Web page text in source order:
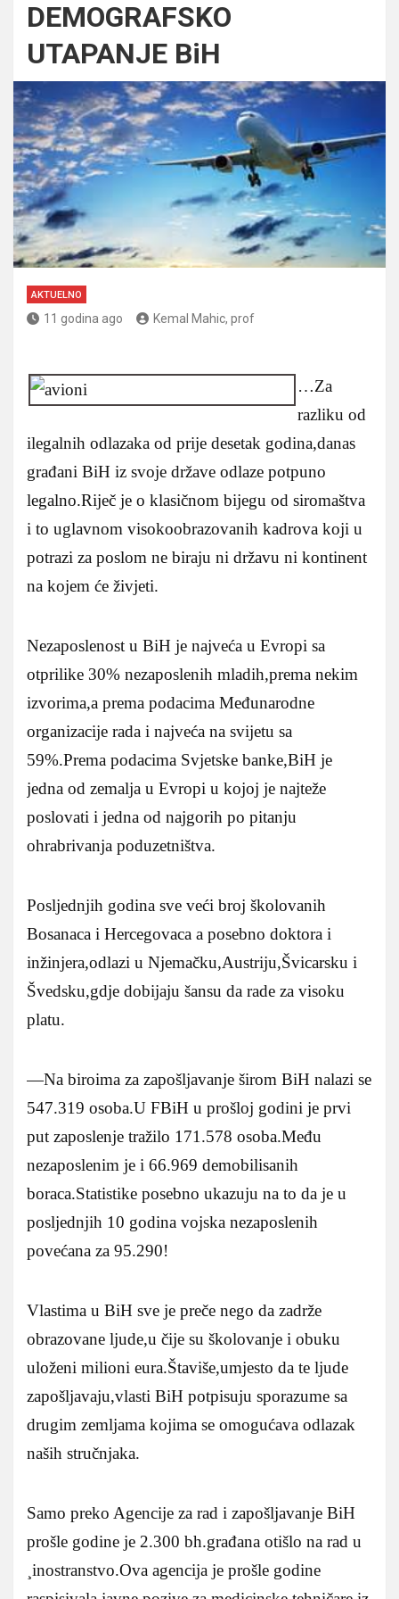
DEMOGRAFSKO
UTAPANJE BiH
AKTUELNO
11 godina ago Kemal Mahic, prof
…Za
razliku od
ilegalnih odlazaka od prije desetak godina,danas
građani BiH iz svoje države odlaze potpuno
legalno.Riječ je o klasičnom bijegu od siromaštva
i to uglavnom visokoobrazovanih kadrova koji u
potrazi za poslom ne biraju ni državu ni kontinent
na kojem će živjeti.
Nezaposlenost u BiH je najveća u Evropi sa
otprilike 30% nezaposlenih mladih,prema nekim
izvorima,a prema podacima Međunarodne
organizacije rada i najveća na svijetu sa
59%.Prema podacima Svjetske banke,BiH je
jedna od zemalja u Evropi u kojoj je najteže
poslovati i jedna od najgorih po pitanju
ohrabrivanja poduzetništva.
Posljednjih godina sve veći broj školovanih
Bosanaca i Hercegovaca a posebno doktora i
inžinjera,odlazi u Njemačku,Austriju,Švicarsku i
Švedsku,gdje dobijaju šansu da rade za visoku
platu.
—Na biroima za zapošljavanje širom BiH nalazi se
547.319 osoba.U FBiH u prošloj godini je prvi
put zaposlenje tražilo 171.578 osoba.Među
nezaposlenim je i 66.969 demobilisanih
boraca.Statistike posebno ukazuju na to da je u
posljednjih 10 godina vojska nezaposlenih
povećana za 95.290!
Vlastima u BiH sve je preče nego da zadrže
obrazovane ljude,u čije su školovanje i obuku
uloženi milioni eura.Štaviše,umjesto da te ljude
zapošljavaju,vlasti BiH potpisuju sporazume sa
drugim zemljama kojima se omogućava odlazak
naših stručnjaka.
Samo preko Agencije za rad i zapošljavanje BiH
prošle godine je 2.300 bh.građana otišlo na rad u
¸inostranstvo.Ova agencija je prošle godine